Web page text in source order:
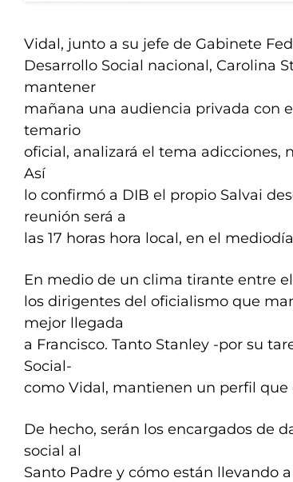
Vidal, junto a su jefe de Gabinete
Desarrollo Social nacional, Carolina
mantener
mañana una audiencia privada con
temario
oficial, analizará el tema adicciones,
Así
lo confirmó a DIB el propio Salvai
reunión será a
las 17 horas hora local, en el
En medio de un clima tirante entre
los dirigentes del oficialismo que
mejor llegada
a Francisco. Tanto Stanley -por su
Social-
como Vidal, mantienen un perfil que
De hecho, serán los encargados de
social al
Santo Padre y cómo están llevando